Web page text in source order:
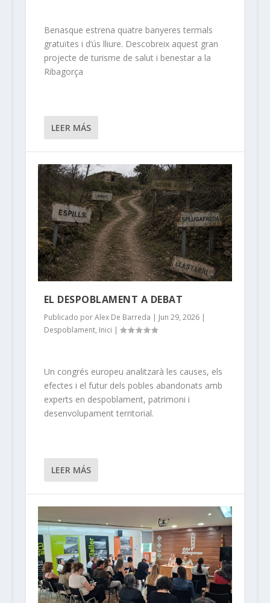
Benasque estrena quatre banyeres termals
gratuïtes i d’ús lliure. Descobreix aquest gran
projecte de turisme de salut i benestar a la
Ribagorça
LEER MÁS
EL DESPOBLAMENT A DEBAT
Publicado porAlex De Barreda | Jun 29, 2026|
Despoblament, Inici |
Un congrés europeu analitzarà les causes, els
efectes i el futur dels pobles abandonats amb
experts en despoblament, patrimoni i
desenvolupament territorial.
LEER MÁS